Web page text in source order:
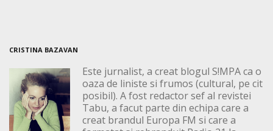
CRISTINA BAZAVAN
Este jurnalist, a creat blogul S!MPA ca o
oaza de liniste si frumos (cultural, pe cit
posibil). A fost redactor sef al revistei
Tabu, a facut parte din echipa care a
creat brandul Europa FM si care a